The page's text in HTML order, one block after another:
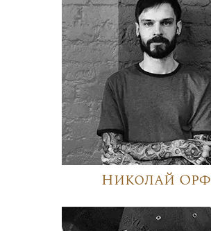
Николай Орф